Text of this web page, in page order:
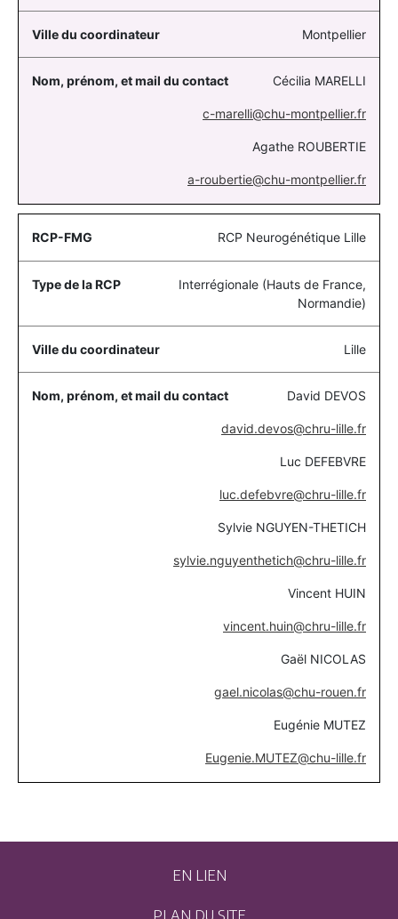
Montpellier
Cécilia MARELLI
c-marelli@chu-montpellier.fr
Agathe ROUBERTIE
a-roubertie@chu-montpellier.fr
RCP Neurogénétique Lille
Interrégionale (Hauts de France,
Normandie)
Lille
David DEVOS
david.devos@chru-lille.fr
Luc DEFEBVRE
luc.defebvre@chru-lille.fr
Sylvie NGUYEN-THETICH
sylvie.nguyenthetich@chru-lille.fr
Vincent HUIN
vincent.huin@chru-lille.fr
Gaël NICOLAS
gael.nicolas@chu-rouen.fr
Eugénie MUTEZ
Eugenie.MUTEZ@chu-lille.fr
EN LIEN
PLAN DU SITE